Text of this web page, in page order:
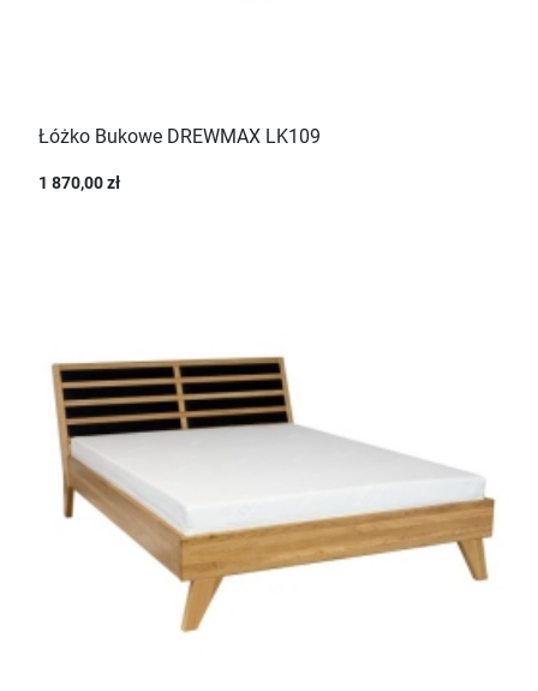
Łóżko Bukowe DREWMAX LK109
1 870,00 zł